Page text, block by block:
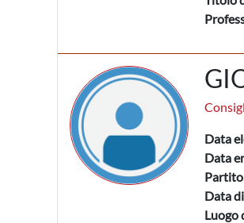
Data
Data
Data
Luogo